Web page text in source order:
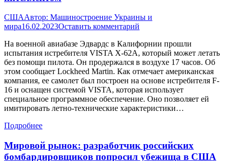
СШААвтор: Машиностроение Украины и
мира16.02.2023Оставить комментарий
На военной авиабазе Эдвардс в Калифорнии прошли
испытания истребителя VISTA X-62A, который может летать
без помощи пилота. Он продержался в воздухе 17 часов. Об
этом сообщает Lockheed Martin. Как отмечает американская
компания, ее самолет был построен на основе истребителя F-
16 и оснащен системой VISTA, которая использует
специальное программное обеспечение. Оно позволяет ей
имитировать летно-технические характеристики…
Подробнее
Мировой рынок: разработчик российских
бомбардировщиков попросил убежища в США